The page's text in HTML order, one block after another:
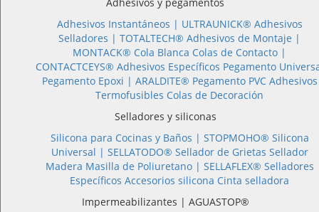
Adhesivos Instantáneos | ULTRAUNICK® Adhesivos
Selladores | TOTALTECH®
Adhesivos de Montaje |
MONTACK® Cola Blanca
Colas de Contacto |
CONTACTCEYS® Adhesivos Específicos Pegamento
Pegamento Epoxi | ARALDITE® Pegamento PVC Adhesivos
Termofusibles Colas de Decoración
Selladores y siliconas
Silicona para Cocinas y Baños | STOPMOHO® Silicona
Universal | SELLATODO® Sellador de Grietas Sellador
Madera
Masilla de Poliuretano | SELLAFLEX® Selladores
Específicos Accesorios silicona Cinta selladora
Impermeabilizantes | AGUASTOP®